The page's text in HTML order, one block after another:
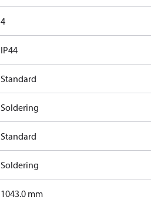
4
IP44
Standard
Soldering
Standard
Soldering
1043.0 mm